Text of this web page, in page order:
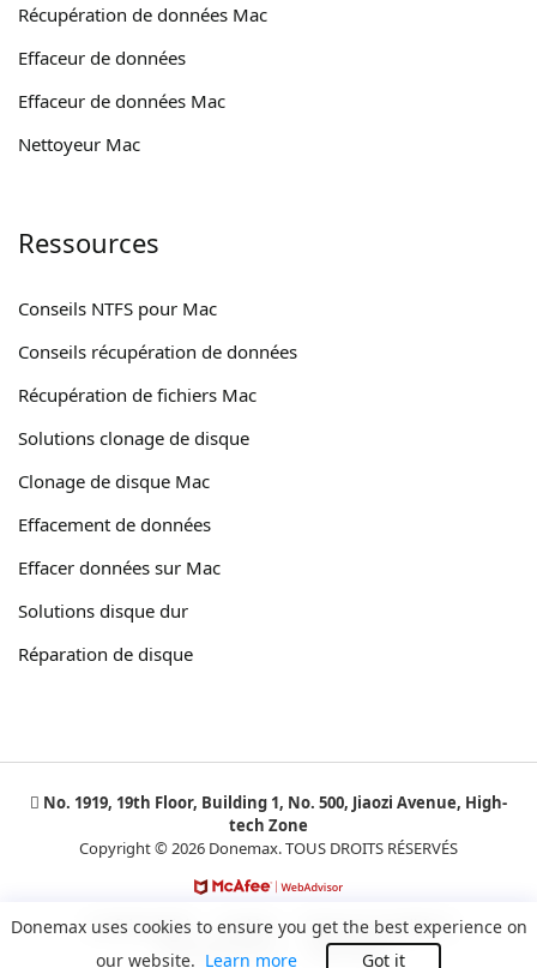
Récupération de données Mac
Effaceur de données
Effaceur de données Mac
Nettoyeur Mac
Ressources
Conseils NTFS pour Mac
Conseils récupération de données
Récupération de fichiers Mac
Solutions clonage de disque
Clonage de disque Mac
Effacement de données
Effacer données sur Mac
Solutions disque dur
Réparation de disque
No. 1919, 19th Floor, Building 1, No. 500, Jiaozi Avenue, High-
tech Zone
Copyright © 2026 Donemax. TOUS DROITS RÉSERVÉS
Confidentialité Cookies
Termes et Conditions
Désinstaller
Donemax uses cookies to ensure you get the best experience on
our website. Learn more Got it